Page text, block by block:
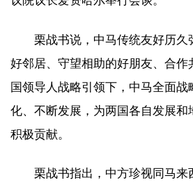
栗战书说，中马传统友好历久
好邻居、守望相助的好朋友、合作
国领导人战略引领下，中马全面战
化、不断发展，为两国各自发展和
积极贡献。
栗战书指出，中方珍视同马来